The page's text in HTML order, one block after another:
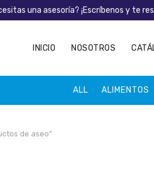
INICIO NOSOTROS
ALL ALIMENTOS
de aseo”
una asesoría? ¡Escríbenos y te